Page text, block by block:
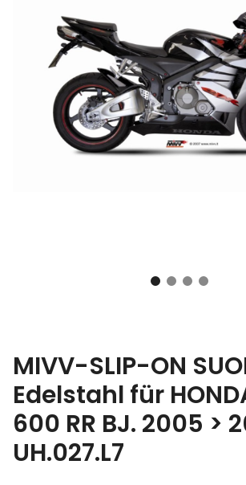
MIVV-SLIP-ON
Edelstahl für
600 RR BJ. 2005 >
UH.027.L7